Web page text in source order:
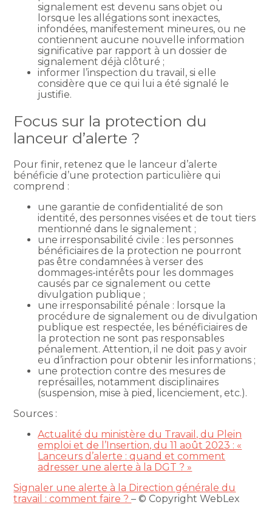
signalement est devenu sans objet ou
lorsque les allégations sont inexactes,
infondées, manifestement mineures, ou ne
contiennent aucune nouvelle information
significative par rapport à un dossier de
signalement déjà clôturé ;
informer l’inspection du travail, si elle
considère que ce qui lui a été signalé le
justifie.
Focus sur la protection du
lanceur d’alerte ?
Pour finir, retenez que le lanceur d’alerte
bénéficie d’une protection particulière qui
comprend :
une garantie de confidentialité de son
identité, des personnes visées et de tout tiers
mentionné dans le signalement ;
une irresponsabilité civile : les personnes
bénéficiaires de la protection ne pourront
pas être condamnées à verser des
dommages-intérêts pour les dommages
causés par ce signalement ou cette
divulgation publique ;
une irresponsabilité pénale : lorsque la
procédure de signalement ou de divulgation
publique est respectée, les bénéficiaires de
la protection ne sont pas responsables
pénalement. Attention, il ne doit pas y avoir
eu d’infraction pour obtenir les informations ;
une protection contre des mesures de
représailles, notamment disciplinaires
(suspension, mise à pied, licenciement, etc.).
Sources :
Actualité du ministère du Travail, du Plein
emploi et de l’Insertion, du 11 août 2023 : «
Lanceurs d’alerte : quand et comment
adresser une alerte à la DGT ? »
Signaler une alerte à la Direction générale du
travail : comment faire ?– © Copyright WebLex